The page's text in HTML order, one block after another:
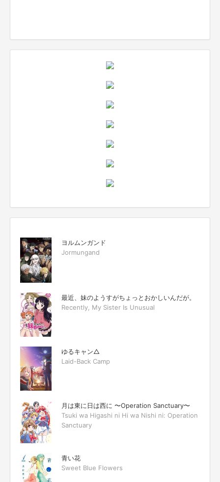
ヨルムンガンド
Jormungand
最近、妹のようすがちょっとおかしいんだが。
Recently, My Sister Is Unusual
ゆるキャン△
Laid-Back Camp
月は東に日は西に 〜Operation Sanctuary〜
Tsuki wa Higashi ni Hi wa Nishi ni: Operation
Sanctuary
青い花
Sweet Blue Flowers